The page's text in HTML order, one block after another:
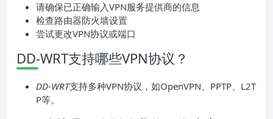
请确保已正确输入VPN服务提供商的信息
检查路由器防火墙设置
尝试更改VPN协议或端口
DD-WRT支持哪些VPN协议？
DD-WRT支持多种VPN协议，如OpenVPN、PPTP、L2T
P等。